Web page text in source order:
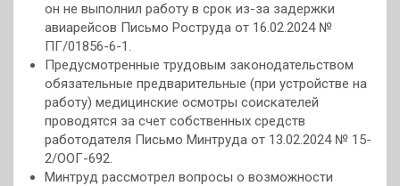
он не выполнил работу в срок из-за задержки
авиарейсов Письмо Роструда от 16.02.2024 №
ПГ/01856-6-1.
Предусмотренные трудовым законодательством
обязательные предварительные (при устройстве на
работу) медицинские осмотры соискателей
проводятся за счет собственных средств
работодателя Письмо Минтруда от 13.02.2024 № 15-
2/ООГ-692.
Минтруд рассмотрел вопросы о возможности